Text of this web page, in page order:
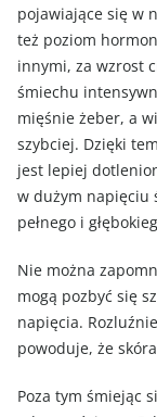
pojawiające się w
też poziom
innymi, za wzrost
śmiechu
mięśnie żeber, a
szybciej. Dzięki
jest lepiej
w dużym napięciu
pełnego i
Nie można
mogą pozbyć się
napięcia.
powoduje, że
Poza tym śmiejąc